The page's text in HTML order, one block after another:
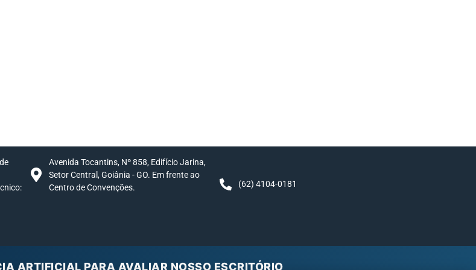
Avenida Tocantins, Nº 858, Edifício Jarina,
Setor Central, Goiânia - GO. Em frente ao
Centro de Convenções.
(62) 4104-0181
ARTIFICIAL PARA AVALIAR NOSSO ESCRITÓRIO